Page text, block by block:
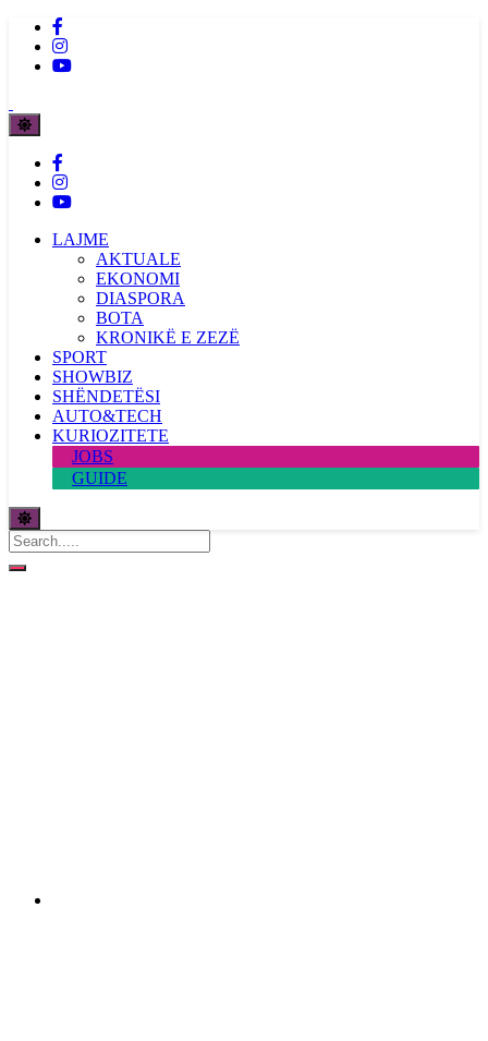
LAJME
AKTUALE
EKONOMI
DIASPORA
BOTA
KRONIKË E ZEZË
SPORT
SHOWBIZ
SHËNDETËSI
AUTO&TECH
KURIOZITETE
JOBS
GUIDE